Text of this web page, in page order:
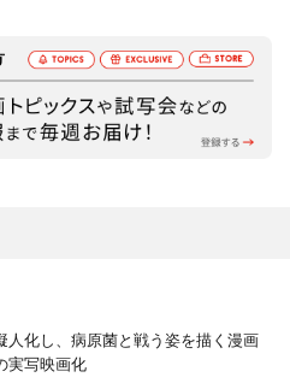
人化し、病原菌と戦う姿を描く漫画
実写映画化